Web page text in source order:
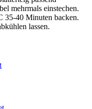
mehrmals einstechen.
35-40 Minuten backen.
lassen.